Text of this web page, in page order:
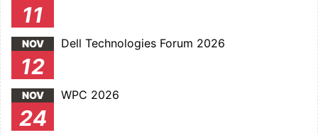
11
NOV
12
Dell Technologies Forum 2026
NOV
24
WPC 2026